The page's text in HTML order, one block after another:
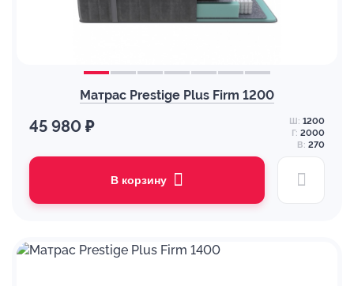
Матрас Prestige Plus Firm 1200
45 980 ₽ Ш: 1200
Г: 2000
В: 270
В корзину